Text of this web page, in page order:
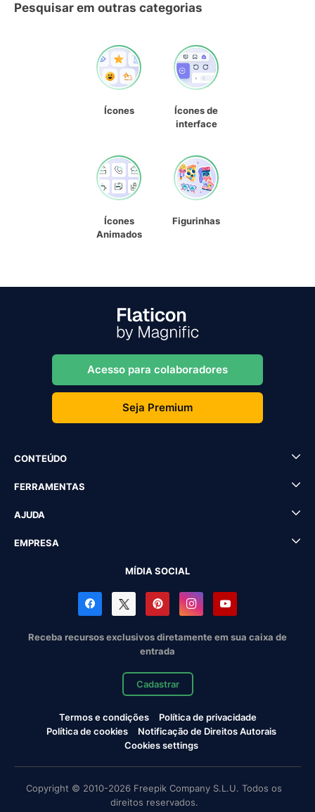
Pesquisar em outras categorias
Ícones
Ícones de
interface
Ícones
Animados
Figurinhas
Acesso para colaboradores
Seja Premium
CONTEÚDO
FERRAMENTAS
AJUDA
EMPRESA
MÍDIA SOCIAL
Receba recursos exclusivos diretamente em sua caixa de
entrada
Cadastrar
Termos e condições
Política de privacidade
Política de cookies
Notificação de Direitos Autorais
Cookies settings
Copyright © 2010-2026 Freepik Company S.L.U. Todos os
direitos reservados.